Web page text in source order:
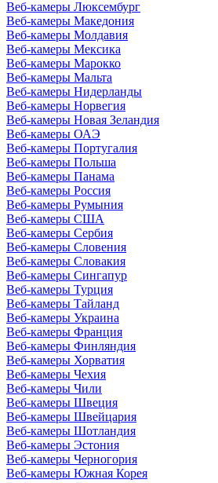
Веб-камеры Люксембург
Веб-камеры Македония
Веб-камеры Молдавия
Веб-камеры Мексика
Веб-камеры Марокко
Веб-камеры Мальта
Веб-камеры Нидерланды
Веб-камеры Норвегия
Веб-камеры Новая Зеландия
Веб-камеры ОАЭ
Веб-камеры Португалия
Веб-камеры Польша
Веб-камеры Панама
Веб-камеры Россия
Веб-камеры Румыния
Веб-камеры США
Веб-камеры Сербия
Веб-камеры Словения
Веб-камеры Словакия
Веб-камеры Сингапур
Веб-камеры Турция
Веб-камеры Тайланд
Веб-камеры Украина
Веб-камеры Франция
Веб-камеры Финляндия
Веб-камеры Хорватия
Веб-камеры Чехия
Веб-камеры Чили
Веб-камеры Швеция
Веб-камеры Швейцария
Веб-камеры Шотландия
Веб-камеры Эстония
Веб-камеры Черногория
Веб-камеры Южная Корея